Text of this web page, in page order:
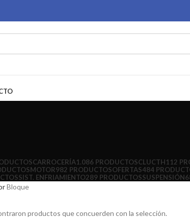
CARROCERÍA1.086 PRODUCTOSCLUCTH112
MOTOR982 PRODUCTOSOFERTAS484
SIST. ENFRIAMIENTO289 PRODUCTOSSUSPENSIÓN
Bloque
productos que concuerden con la selección.